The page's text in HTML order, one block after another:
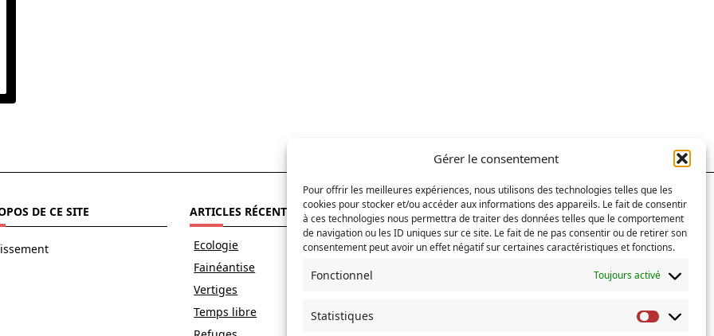
Gérer le consentement
Pour offrir les meilleures expériences, nous utilisons des technologies telles que les
cookies pour stocker et/ou accéder aux informations des appareils. Le fait de consentir
à ces technologies nous permettra de traiter des données telles que le comportement
de navigation ou les ID uniques sur ce site. Le fait de ne pas consentir ou de retirer son
consentement peut avoir un effet négatif sur certaines caractéristiques et fonctions.
Fonctionnel Toujours activé
Statistiques
DE CE SITE ARTICLES RÉCENTS
Ecologie
Fainéantise
Vertiges
Temps libre
RECHERCHER